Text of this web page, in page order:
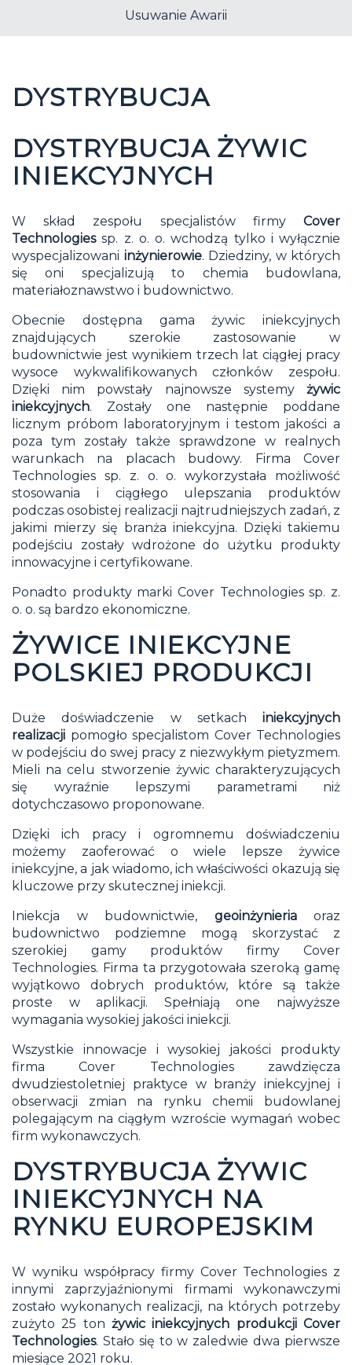
Usuwanie Awarii
DYSTRYBUCJA
DYSTRYBUCJA ŻYWIC
INIEKCYJNYCH
W skład zespołu specjalistów firmy Cover
Technologiessp. z. o. o. wchodzą tylko i wyłącznie
wyspecjalizowani inżynierowie. Dziedziny, w których
się oni specjalizują to chemia budowlana,
materiałoznawstwo i budownictwo.
Obecnie dostępna gama żywic iniekcyjnych
znajdujących szerokie zastosowanie w
budownictwie jest wynikiem trzech lat ciągłej pracy
wysoce wykwalifikowanych członków zespołu.
Dzięki nim powstały najnowsze systemy żywic
iniekcyjnych. Zostały one następnie poddane
licznym próbom laboratoryjnym i testom jakości a
poza tym zostały także sprawdzone w realnych
warunkach na placach budowy. Firma Cover
Technologies sp. z. o. o. wykorzystała możliwość
stosowania i ciągłego ulepszania produktów
podczas osobistej realizacji najtrudniejszych zadań, z
jakimi mierzy się branża iniekcyjna. Dzięki takiemu
podejściu zostały wdrożone do użytku produkty
innowacyjne i certyfikowane.
Ponadto produkty marki Cover Technologies sp. z.
o. o. są bardzo ekonomiczne.
ŻYWICE INIEKCYJNE
POLSKIEJ PRODUKCJI
Duże doświadczenie w setkach iniekcyjnych
realizacji pomogło specjalistom Cover Technologies
w podejściu do swej pracy z niezwykłym pietyzmem.
Mieli na celu stworzenie żywic charakteryzujących
się wyraźnie lepszymi parametrami niż
dotychczasowo proponowane.
Dzięki ich pracy i ogromnemu doświadczeniu
możemy zaoferować o wiele lepsze żywice
iniekcyjne, a jak wiadomo, ich właściwości okazują się
kluczowe przy skutecznej iniekcji.
Iniekcja w budownictwie, geoinżynieriaoraz
budownictwo podziemne mogą skorzystać z
szerokiej gamy produktów firmy Cover
Technologies. Firma ta przygotowała szeroką gamę
wyjątkowo dobrych produktów, które są także
proste w aplikacji. Spełniają one najwyższe
wymagania wysokiej jakości iniekcji.
Wszystkie innowacje i wysokiej jakości produkty
firmaCover Technologieszawdzięcza
dwudziestoletniej praktyce w branży iniekcyjnej i
obserwacji zmian na rynku chemii budowlanej
polegającym na ciągłym wzroście wymagań wobec
firm wykonawczych.
DYSTRYBUCJA ŻYWIC
INIEKCYJNYCH NA
RYNKU EUROPEJSKIM
W wyniku współpracy firmy Cover Technologies z
innymi zaprzyjaźnionymi firmami wykonawczymi
zostało wykonanych realizacji, na których potrzeby
zużyto 25 ton żywic iniekcyjnych produkcji Cover
Technologies. Stało się to w zaledwie dwa pierwsze
miesiące 2021 roku.